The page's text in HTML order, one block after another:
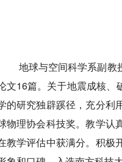
地球与空间科学系副教
文16篇。关于地震成核、
的研究独辟蹊径，充分利
物理协会科技奖。教学认
教学评估中获满分。积极